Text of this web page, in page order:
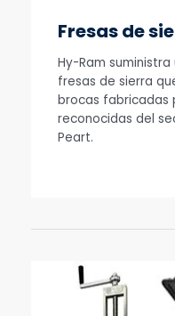
Fresas de
Hy-Ram
fresas de sierra
brocas fabricadas
reconocidas del
Peart.